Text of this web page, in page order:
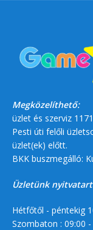
Megközelíthető:
üzlet és szerviz
Pesti úti felőli
üzlet(ek) előtt.
BKK buszmegálló:
Üzletünk
Hétfőtől - péntekig
Szombaton : 09:00